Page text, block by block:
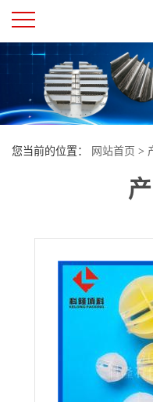
公
司
您当前的位置： 网站首页 >
烯多面空心球填料 二氧化碳